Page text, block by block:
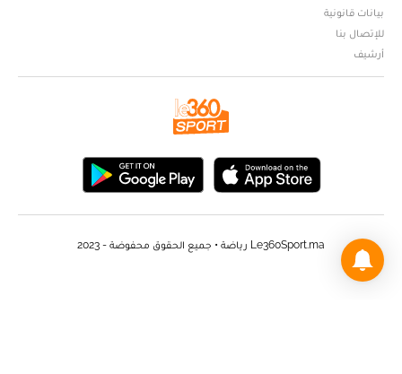
بيانات قانونية
للإتصال بنا
أرشيف
Le360Sport.ma رياضة • جميع الحقوق محفوضة - 2023